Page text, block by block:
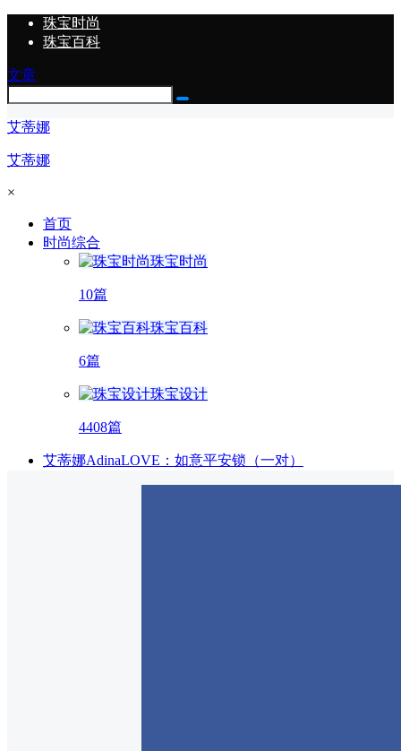
珠宝时尚
珠宝百科
文章
艾蒂娜
艾蒂娜
×
首页
时尚综合
珠宝时尚
10篇
珠宝百科
6篇
珠宝设计
4408篇
艾蒂娜AdinaLOVE：如意平安锁（一对）